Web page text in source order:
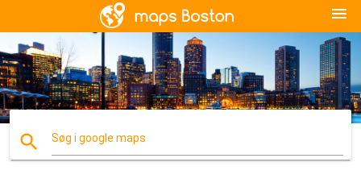
menu
search Søg i google maps